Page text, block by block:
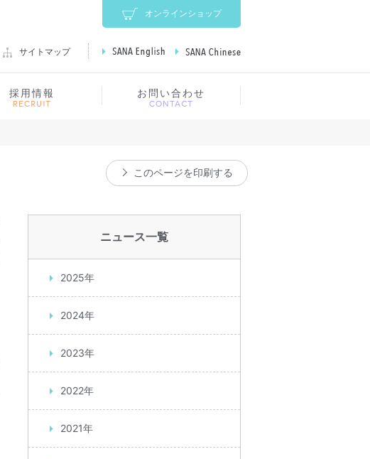
採用情報 お問い合わせ
オンラインショップ
サイトマップ SANA English
このページを印刷する
ニュース一覧
2025年
2024年
2023年
2022年
2021年